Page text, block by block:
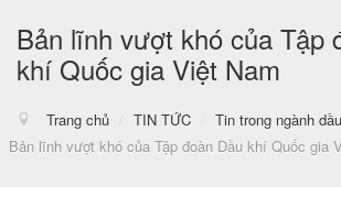
Bản lĩnh vượt khó của Tập
khí Quốc gia Việt Nam
Trang chủ / TIN TỨC / Tin trong ngành
Bản lĩnh vượt khó của Tập đoàn Dầu khí Quốc gia